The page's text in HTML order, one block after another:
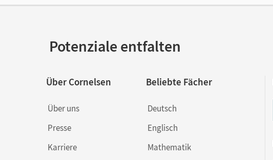
Potenziale entfalten
Über Cornelsen
Über uns
Presse
Karriere
Beliebte Fächer
Deutsch
Englisch
Mathematik